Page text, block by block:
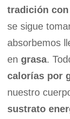
tradición con
se sigue
absorbemos
en grasa.
calorías por
nuestro
sustrato